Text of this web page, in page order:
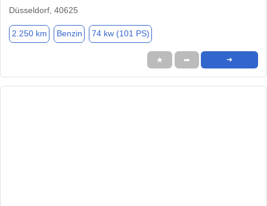
Düsseldorf, 40625
2.250 km Benzin 74 kw (101 PS)
★ ➦ ➜